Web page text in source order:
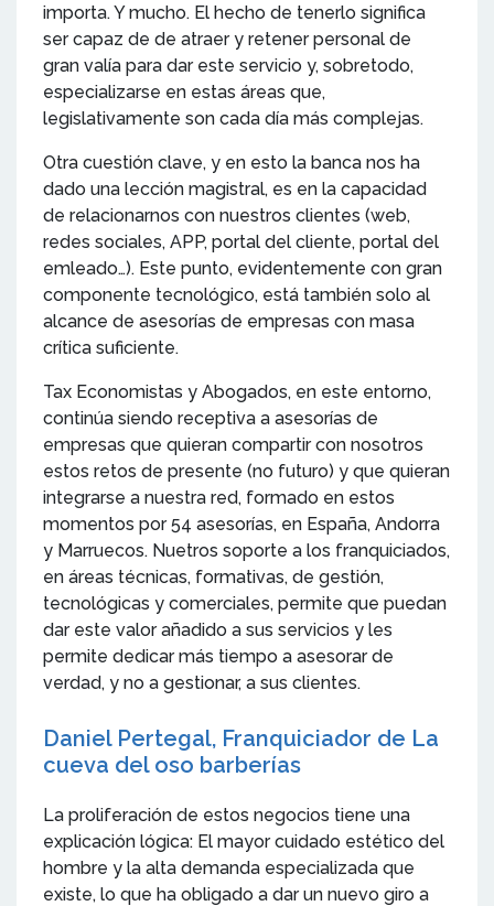
importa. Y mucho. El hecho de tenerlo significa
ser capaz de de atraer y retener personal de
gran valía para dar este servicio y, sobretodo,
especializarse en estas áreas que,
legislativamente son cada día más complejas.
Otra cuestión clave, y en esto la banca nos ha
dado una lección magistral, es en la capacidad
de relacionarnos con nuestros clientes (web,
redes sociales, APP, portal del cliente, portal del
emleado…). Este punto, evidentemente con gran
componente tecnológico, está también solo al
alcance de asesorías de empresas con masa
crítica suficiente.
Tax Economistas y Abogados, en este entorno,
continúa siendo receptiva a asesorías de
empresas que quieran compartir con nosotros
estos retos de presente (no futuro) y que quieran
integrarse a nuestra red, formado en estos
momentos por 54 asesorías, en España, Andorra
y Marruecos. Nuetros soporte a los franquiciados,
en áreas técnicas, formativas, de gestión,
tecnológicas y comerciales, permite que puedan
dar este valor añadido a sus servicios y les
permite dedicar más tiempo a asesorar de
verdad, y no a gestionar, a sus clientes.
Daniel Pertegal, Franquiciador de La
cueva del oso barberías
La proliferación de estos negocios tiene una
explicación lógica: El mayor cuidado estético del
hombre y la alta demanda especializada que
existe, lo que ha obligado a dar un nuevo giro a